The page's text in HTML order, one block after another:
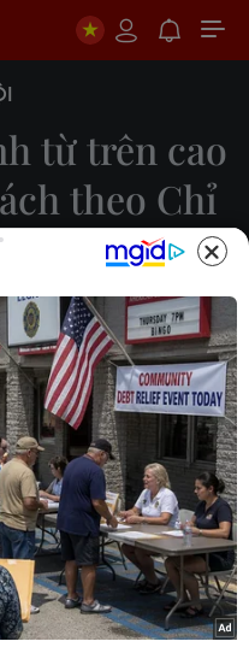
từ trên cao
theo Chỉ
An
01:00
Minh vắng vẻ do
giãn cách xã hội theo
chống dịch COVID-